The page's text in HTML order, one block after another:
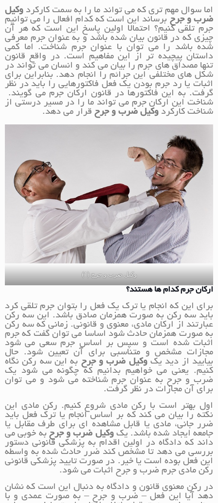
اما سوال مهم تری که می تواند ما را به سمت کارکرد وکیل
ضرب و جرح برساند این است که کدام افعال را می توانیم
جرم تلقی کنیم؟ احتمالا اولین پاسخ این است که هر آن
چیزی که در قانون بیان شده باشد و به عنوان جرم معرفی
شده باشد را می توان با عنوان جرم شناخت. اما کمی
داستان پیچیده تر از این مفاهیم است. در واقع قانون
تنها مصداق های جرم را بیان می کند و انسان می تواند در
شکل های مختلفی این جرائم را انجام دهد. بنابراین برای
اثبات یا رد جرم بودن یک فعل فاکتورهایی را باید در نظر
گرفت. به این فاکتورها در قانون ارکان جرم می گویند.
شناخت این ارکان جرم می تواند ما را در مسیر درستی از
شناخت کارکرد وکیل ضرب و جرح قرار می دهد.
وکیل ضرب و جرح (1)
ارکان جرم کدام ها هستند؟
برای این که انجام یا ترک یک فعل را بتوان جرم تلقی کرد
باید سه رکن به صورت همزمان صادق باشد. این سه رکن
عبارتند از ارکان مادی، معنوی و قانونی. زمانی که سه رکن
به صورت همزمان حادث شود اساسا می توان گفت که جرم
اثبات شده است و سپس بر اساس جرم سعی می شود
مجازات مشخص و متناسبی برای آن تعیین شود. حال
بیایید از دید یکوکیل ضرب و جرح به این سه رکن نگاه
کنیم. یعنی می خواهیم بدانیم که چگونه می شود یک
ضرب و جرح به عنوان جرم شناخته می شود و می توان
برای آن مجازات در نظر گرفت.
اول بهتر است با رکن مادی شروع کنیم. رکن مادی این
نکته را بیان می کند که بر اساس انجام یا ترک فعل باید
ضرر جانی، مادی یا قابل مشاهده ای برای طرف مقابل یا
جامعه ایجاد شده باشد. یکوکیل ضرب و جرح به خوبی می
داند که دادگاه در اولین اقدام به پزشکی قانونی دستور
بررسی می دهد تا مشخص کند ضرر حادث شده به واسطه
این فعل بوده است یا خیر. در صورت تایید پزشکی قانونی
رکن مادی جرم ضرب و جرح اثبات می شود.
در رکن معنوی قانون و دادگاه به دنبال این است که نشان
دهد آیا این فعل – ضرب و جرح – به صورت عمدی و با